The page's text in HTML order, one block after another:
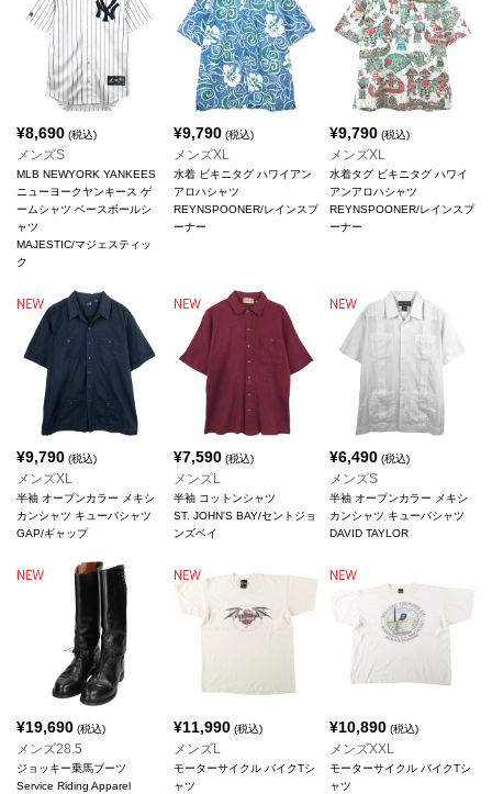
¥8,690 (税込)
メンズS
MLB NEWYORK YANKEES
ニューヨークヤンキース ゲ
ームシャツ ベースボールシ
ャツ
MAJESTIC/マジェスティッ
ク
¥9,790(税込)
メンズXL
水着 ビキニタグ ハワイアン
アロハシャツ
REYNSPOONER/レインスプ
ーナー
¥9,790 (税込)
メンズXL
水着タグ ビキニタグ ハワイ
アンアロハシャツ
REYNSPOONER/レインスプ
ーナー
¥9,790 (税込)
メンズXL
半袖 オープンカラー メキシ
カンシャツ キューバシャツ
GAP/ギャップ
¥7,590(税込)
メンズL
半袖 コットンシャツ
ST. JOHN'S BAY/セントジョ
ンズベイ
¥6,490 (税込)
メンズS
半袖 オープンカラー メキシ
カンシャツ キューバシャツ
DAVID TAYLOR
¥19,690 (税込)
メンズ28.5
ジョッキー乗馬ブーツ
Service Riding Apparel
¥11,990(税込)
メンズL
モーターサイクル バイクTシ
ャツ
¥10,890 (税込)
メンズXXL
モーターサイクル バイクTシ
ャツ